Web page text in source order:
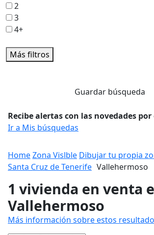
2
3
4+
Más filtros
Guardar búsqueda
Recibe alertas con las novedades
Ir a Mis búsquedas
HomeZona Vislble Dibujar tu propia
Santa Cruz de Tenerife Vallehermoso
1 vivienda en venta
Vallehermoso
Más información sobre estos